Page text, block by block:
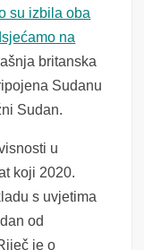
su izbila oba
na
britanska
Sudanu
Sudan.
u
koji 2020.
s uvjetima
od
je o